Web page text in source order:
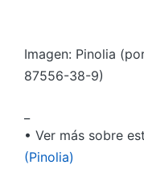
Imagen: Pinolia
87556-38-9)
• Ver más sobre
(Pinolia)